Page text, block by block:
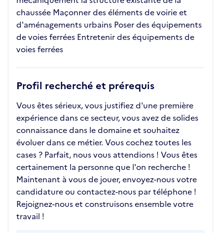
chaussée Maçonner des éléments de voirie et
d'aménagements urbains Poser des équipements
de voies ferrées Entretenir des équipements de
voies ferrées
Profil recherché et prérequis
Vous êtes sérieux, vous justifiez d'une première
expérience dans ce secteur, vous avez de solides
connaissance dans le domaine et souhaitez
évoluer dans ce métier. Vous cochez toutes les
cases ? Parfait, nous vous attendions ! Vous êtes
certainement la personne que l'on recherche !
Maintenant à vous de jouer, envoyez-nous votre
candidature ou contactez-nous par téléphone !
Rejoignez-nous et construisons ensemble votre
travail !